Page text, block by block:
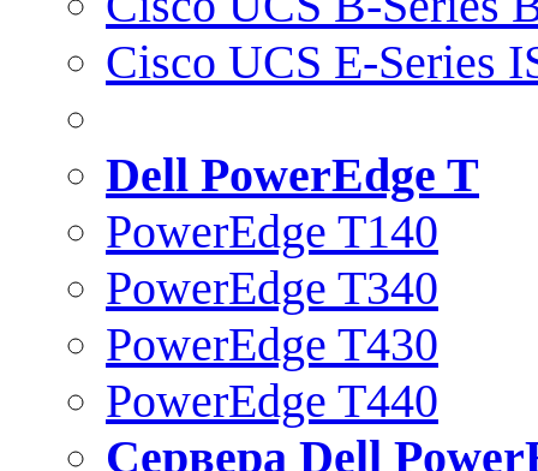
Cisco UCS E-Series
Dell PowerEdge T
PowerEdge T140
PowerEdge T340
PowerEdge T430
PowerEdge T440
Сервера Dell